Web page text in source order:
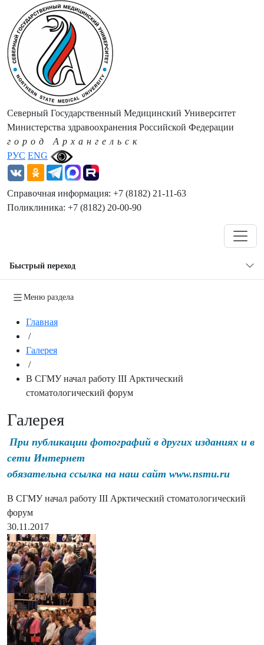
РУС ENG
Северный Государственный Медицинский Университет
Министерства здравоохранения Российской Федерации
город Архангельск
Справочная информация: +7 (8182) 21-11-63
Поликлиника: +7 (8182) 20-00-90
Быстрый переход
Меню раздела
Главная
/
Галерея
/
В СГМУ начал работу III Арктический
стоматологический форум
Галерея
При публикации фотографий в других изданиях и в
сети Интернет
обязательна ссылка на наш сайт www.nsmu.ru
В СГМУ начал работу III Арктический стоматологический
форум
30.11.2017